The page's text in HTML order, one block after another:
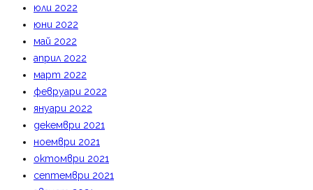
юли 2022
юни 2022
май 2022
април 2022
март 2022
февруари 2022
януари 2022
декември 2021
ноември 2021
октомври 2021
септември 2021